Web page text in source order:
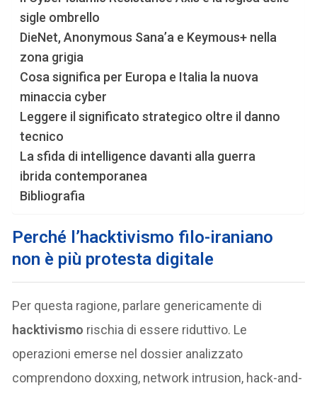
sigle ombrello
DieNet, Anonymous Sana’a e Keymous+ nella
zona grigia
Cosa significa per Europa e Italia la nuova
minaccia cyber
Leggere il significato strategico oltre il danno
tecnico
La sfida di intelligence davanti alla guerra
ibrida contemporanea
Bibliografia
Perché l’hacktivismo filo-iraniano
non è più protesta digitale
Per questa ragione, parlare genericamente di
hacktivismo rischia di essere riduttivo. Le
operazioni emerse nel dossier analizzato
comprendono doxxing, network intrusion, hack-and-